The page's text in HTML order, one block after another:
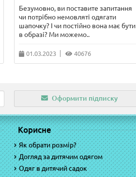
Безумовно, ви поставите запитання
чи потрібно немовляті одягати
шапочку? І чи постійно вона має бути
в образі? Ми можемо..
01.03.2023 40676
Оформити підписку
Корисне
Як обрати розмір?
Догляд за дитячим одягом
Одяг в дитячий садок